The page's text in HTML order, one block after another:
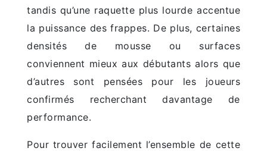
tandis qu’une raquette plus lourde accentue
la puissance des frappes. De plus, certaines
densités de mousse ou surfaces
conviennent mieux aux débutants alors que
d’autres sont pensées pour les joueurs
confirmés recherchant davantage de
performance.
Pour trouver facilement l’ensemble de cette